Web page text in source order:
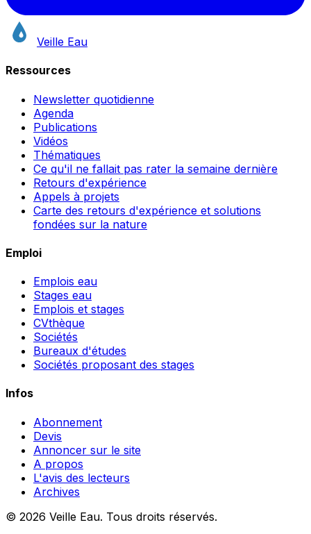
Veille Eau
Ressources
Newsletter quotidienne
Agenda
Publications
Vidéos
Thématiques
Ce qu'il ne fallait pas rater la semaine dernière
Retours d'expérience
Appels à projets
Carte des retours d'expérience et solutions
fondées sur la nature
Emploi
Emplois eau
Stages eau
Emplois et stages
CVthèque
Sociétés
Bureaux d'études
Sociétés proposant des stages
Infos
Abonnement
Devis
Annoncer sur le site
A propos
L'avis des lecteurs
Archives
© 2026 Veille Eau. Tous droits réservés.